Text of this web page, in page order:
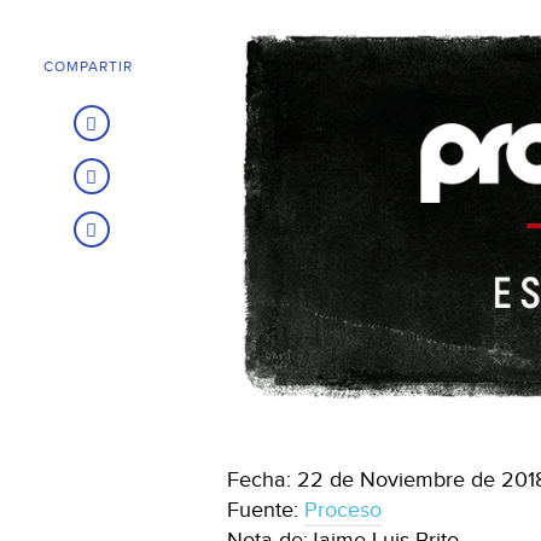
Fecha: 22 de Noviembre de
Fuente: Proceso
COMPARTIR